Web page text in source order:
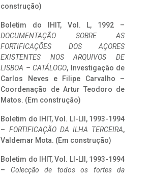
construção)
Boletim do IHIT, Vol. L, 1992 –
DOCUMENTAÇÃO SOBRE AS
FORTIFICAÇÕES DOS AÇORES
EXISTENTES NOS ARQUIVOS DE
LISBOA – CATÁLOGO, Investigação de
Carlos Neves e Filipe Carvalho –
Coordenação de Artur Teodoro de
Matos. (Em construção)
Boletim do IHIT, Vol. LI-LII, 1993-1994
– FORTIFICAÇÃO DA ILHA TERCEIRA,
Valdemar Mota. (Em construção)
Boletim do IHIT, Vol. LI-LII, 1993-1994
– Colecção de todos os fortes da